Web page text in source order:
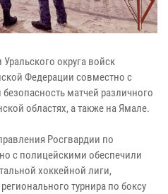
округа войск
Федерации совместно с
матчей различного
областях, а также на Ямале.
Росгвардии по
с полицейскими обеспечили
хоккейной лиги,
турнира по боксу